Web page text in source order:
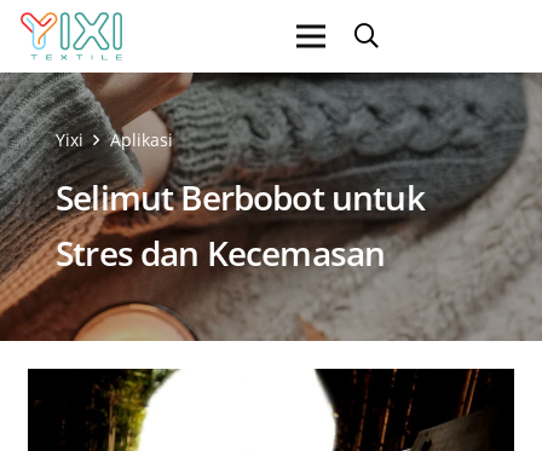
Yixi Aplikasi
Selimut Berbobot untuk
Stres dan Kecemasan